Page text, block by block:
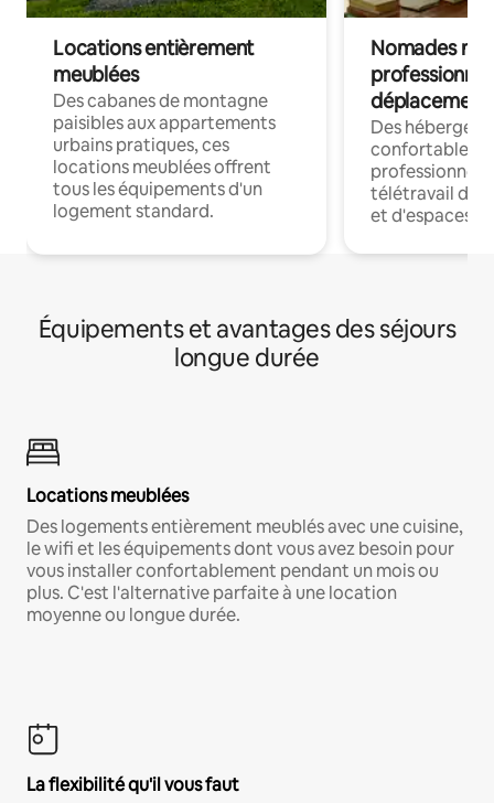
Locations entièrement
meublées
Des cabanes de montagne
paisibles aux appartements
urbains pratiques, ces
locations meublées offrent
tous les équipements d'un
logement standard.
Nomades
déplacement
Des
confortables
professionnels
télétravail
et d'espaces
Équipements et avantages des séjours
longue durée
Locations meublées
Des logements entièrement meublés avec une cuisine,
le wifi et les équipements dont vous avez besoin pour
vous installer confortablement pendant un mois ou
plus. C'est l'alternative parfaite à une location
moyenne ou longue durée.
La flexibilité qu'il vous faut